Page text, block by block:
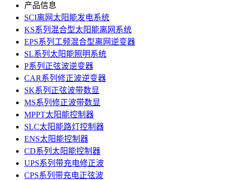
产品信息
SCI离网太阳能发电系统
KS系列混合型太阳能离网系统
EPS系列工频混合型离网逆变器
SL系列太阳能照明系统
P系列正弦波逆变器
CAR系列修正波逆变器
SK系列正弦波带数显
MS系列修正波带数显
MPPT太阳能控制器
SLC太阳能路灯控制器
ENS太阳能控制器
CD系列太阳能控制器
UPS系列带充电修正波
CPS系列带充电正弦波